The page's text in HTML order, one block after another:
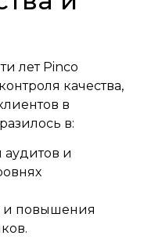
лет Pinco
качества,
в
в:
и
и повышения